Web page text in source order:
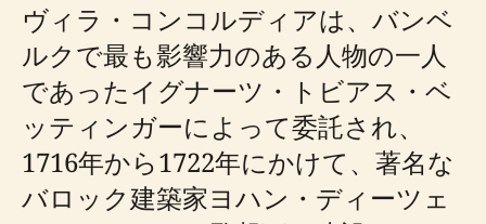
ヴィラ・コンコルディアは、バンベ
ルクで最も影響力のある人物の一人
であったイグナーツ・トビアス・ベ
ッティンガーによって委託され、
1716年から1722年にかけて、著名な
バロック建築家ヨハン・ディーツェ